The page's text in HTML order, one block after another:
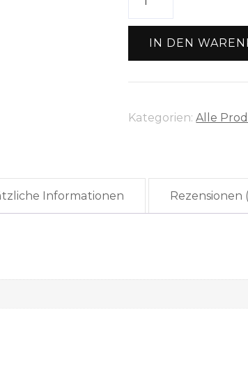
IN DEN
Kategorien:Alle
Informationen Rezensionen